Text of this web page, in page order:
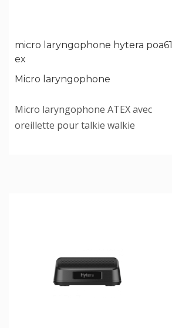
micro laryngophone hytera poa61
ex
Micro laryngophone
Micro laryngophone ATEX avec
oreillette pour talkie walkie